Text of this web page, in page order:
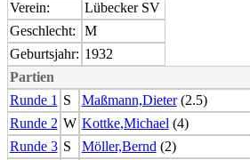
Verein:
Lübecker SV
Geschlecht:
M
Geburtsjahr: 1932
Partien
Runde 1 S Maßmann,Dieter(2.5)
Runde 2 W Kottke,Michael (4)
Runde 3 S Möller,Bernd (2)